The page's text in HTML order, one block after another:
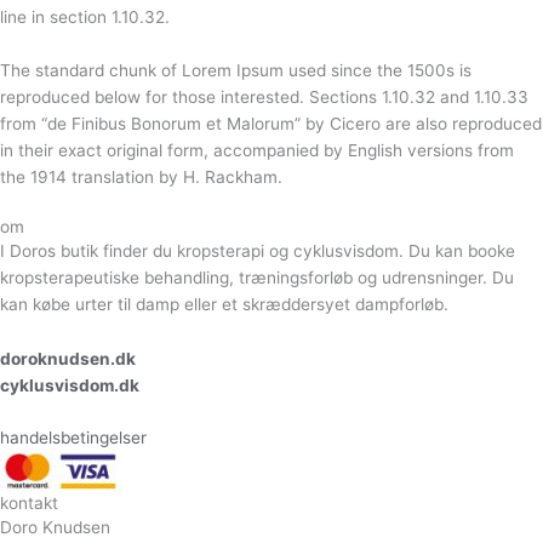
line in section 1.10.32.
The standard chunk of Lorem Ipsum used since the 1500s is
reproduced below for those interested. Sections 1.10.32 and 1.10.33
from “de Finibus Bonorum et Malorum” by Cicero are also reproduced
in their exact original form, accompanied by English versions from
the 1914 translation by H. Rackham.
om
I Doros butik finder du kropsterapi og cyklusvisdom. Du kan booke
kropsterapeutiske behandling, træningsforløb og udrensninger. Du
kan købe urter til damp eller et skræddersyet dampforløb.
doroknudsen.dk
cyklusvisdom.dk
handelsbetingelser
kontakt
Doro Knudsen